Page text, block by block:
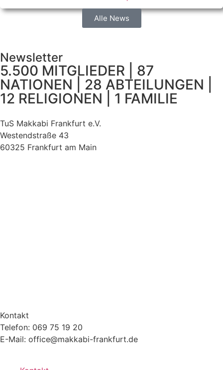
Alle News
Newsletter
5.500 MITGLIEDER | 87
NATIONEN | 28 ABTEILUNGEN |
12 RELIGIONEN | 1 FAMILIE
TuS Makkabi Frankfurt e.V.
Westendstraße 43
60325 Frankfurt am Main
Kontakt
Telefon: 069 75 19 20
E-Mail: office@makkabi-frankfurt.de